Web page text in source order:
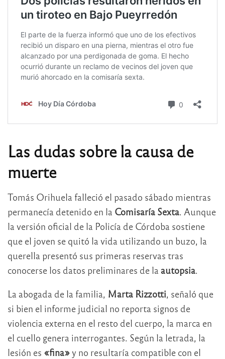
Las dudas sobre la causa de
muerte
Tomás Orihuela falleció el pasado sábado mientras
permanecía detenido en la Comisaría Sexta. Aunque
la versión oficial de la Policía de Córdoba sostiene
que el joven se quitó la vida utilizando un buzo, la
querella presentó sus primeras reservas tras
conocerse los datos preliminares de la autopsia.
La abogada de la familia, Marta Rizzotti, señaló que
si bien el informe judicial no reporta signos de
violencia externa en el resto del cuerpo, la marca en
el cuello genera interrogantes. Según la letrada, la
lesión es «fina»y no resultaría compatible con el